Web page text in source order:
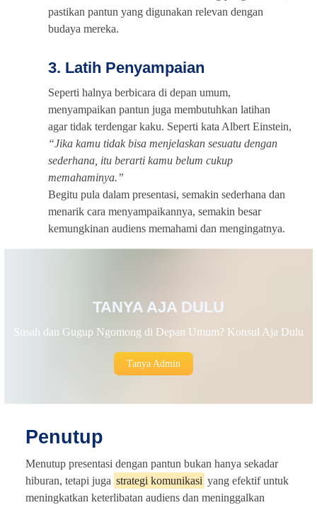
pastikan pantun yang digunakan relevan dengan
budaya mereka.
3. Latih Penyampaian
Seperti halnya berbicara di depan umum,
menyampaikan pantun juga membutuhkan latihan
agar tidak terdengar kaku. Seperti kata Albert Einstein,
“Jika kamu tidak bisa menjelaskan sesuatu dengan
sederhana, itu berarti kamu belum cukup
memahaminya.”
Begitu pula dalam presentasi, semakin sederhana dan
menarik cara menyampaikannya, semakin besar
kemungkinan audiens memahami dan mengingatnya.
TANYA AJA DULU
Susah dan Gugup Ngomong di Depan Umum? Konsul Aja Dulu
Tanya Admin
Penutup
Menutup presentasi dengan pantun bukan hanya sekadar
hiburan, tetapi juga strategi komunikasi yang efektif untuk
meningkatkan keterlibatan audiens dan meninggalkan